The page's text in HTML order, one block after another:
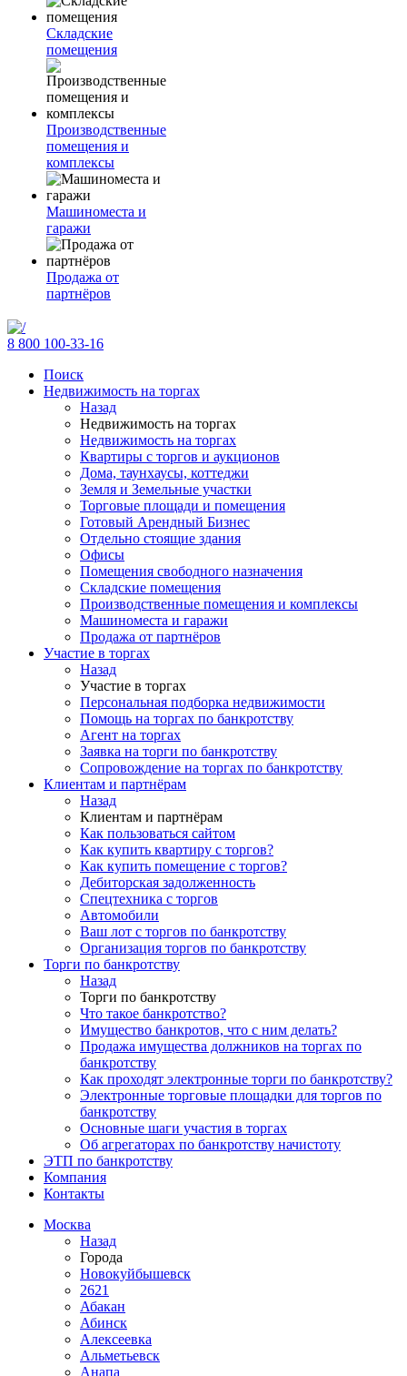
Складские
помещения
Производственные
помещения и
комплексы
Машиноместа и
гаражи
Продажа от
партнёров
8 800 100-33-16
Поиск
Недвижимость на торгах
Назад
Недвижимость на торгах
Недвижимость на торгах
Квартиры с торгов и аукционов
Дома, таунхаусы, коттеджи
Земля и Земельные участки
Торговые площади и помещения
Готовый Арендный Бизнес
Отдельно стоящие здания
Офисы
Помещения свободного назначения
Складские помещения
Производственные помещения и комплексы
Машиноместа и гаражи
Продажа от партнёров
Участие в торгах
Назад
Участие в торгах
Персональная подборка недвижимости
Помощь на торгах по банкротству
Агент на торгах
Заявка на торги по банкротству
Сопровождение на торгах по банкротству
Клиентам и партнёрам
Назад
Клиентам и партнёрам
Как пользоваться сайтом
Как купить квартиру с торгов?
Как купить помещение с торгов?
Дебиторская задолженность
Спецтехника с торгов
Автомобили
Ваш лот с торгов по банкротству
Организация торгов по банкротству
Торги по банкротству
Назад
Торги по банкротству
Что такое банкротство?
Имущество банкротов, что с ним делать?
Продажа имущества должников на торгах по
банкротству
Как проходят электронные торги по банкротству?
Электронные торговые площадки для торгов по
банкротству
Основные шаги участия в торгах
Об агрегаторах по банкротству начистоту
ЭТП по банкротству
Компания
Контакты
Москва
Назад
Города
Новокуйбышевск
2621
Абакан
Абинск
Алексеевка
Альметьевск
Анапа